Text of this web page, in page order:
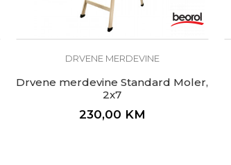
DRVENE MERDEVINE
Drvene merdevine Standard Moler,
2x7
230,00 KM